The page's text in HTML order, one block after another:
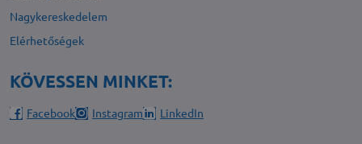
Nagykereskedelem
Elérhetőségek
KÖVESSEN MINKET:
Facebook Instagram LinkedIn